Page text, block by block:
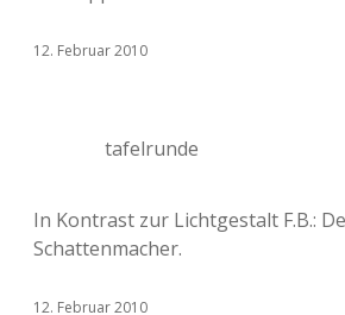
12. Februar 2010
tafelrunde
In Kontrast zur Lichtgestalt F.B.:
Schattenmacher.
12. Februar 2010